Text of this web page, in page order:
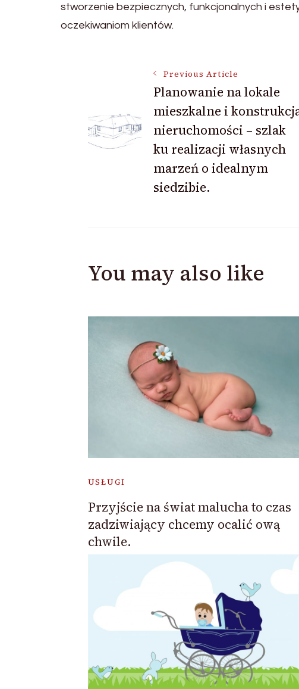
stworzenie bezpiecznych, funkcjonalnych i
oczekiwaniom klientów.
Navigation
Previous Article
Planowanie na lokale
mieszkalne i
nieruchomości – szlak
ku realizacji własnych
marzeń o idealnym
siedzibie.
You may also like
USŁUGI
Przyjście na świat malucha to czas
zadziwiający chcemy ocalić ową
chwile.